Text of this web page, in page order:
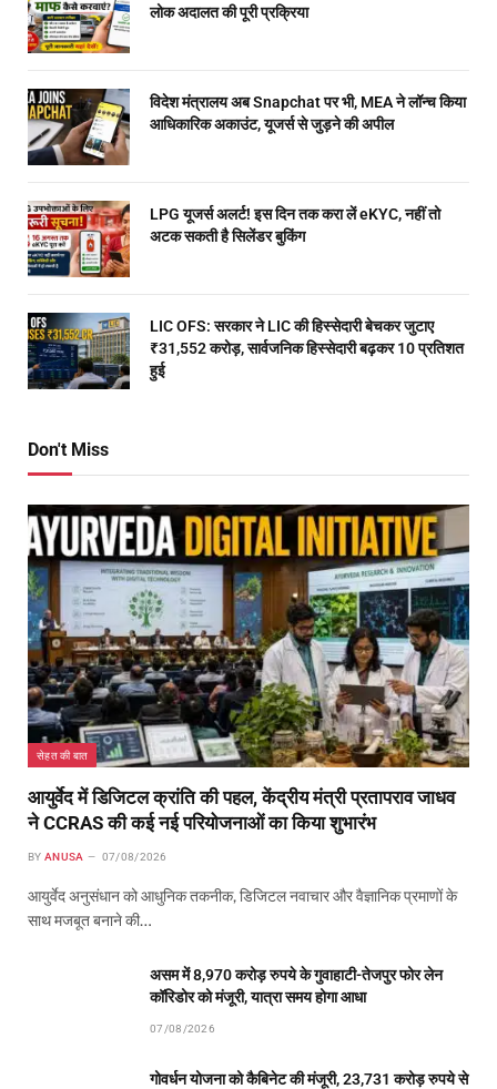
लोक अदालत की पूरी प्रक्रिया
विदेश मंत्रालय अब Snapchat पर भी, MEA ने लॉन्च किया
आधिकारिक अकाउंट, यूजर्स से जुड़ने की अपील
LPG यूजर्स अलर्ट! इस दिन तक करा लें eKYC, नहीं तो
अटक सकती है सिलेंडर बुकिंग
LIC OFS: सरकार ने LIC की हिस्सेदारी बेचकर जुटाए
₹31,552 करोड़, सार्वजनिक हिस्सेदारी बढ़कर 10 प्रतिशत
हुई
Don't Miss
सेहत की बात
आयुर्वेद में डिजिटल क्रांति की पहल, केंद्रीय मंत्री प्रतापराव जाधव
ने CCRAS की कई नई परियोजनाओं का किया शुभारंभ
BY ANUSA 07/08/2026
आयुर्वेद अनुसंधान को आधुनिक तकनीक, डिजिटल नवाचार और वैज्ञानिक प्रमाणों के
साथ मजबूत बनाने की…
असम में 8,970 करोड़ रुपये के गुवाहाटी-तेजपुर फोर लेन
कॉरिडोर को मंजूरी, यात्रा समय होगा आधा
07/08/2026
गोवर्धन योजना को कैबिनेट की मंजूरी, 23,731 करोड़ रुपये से